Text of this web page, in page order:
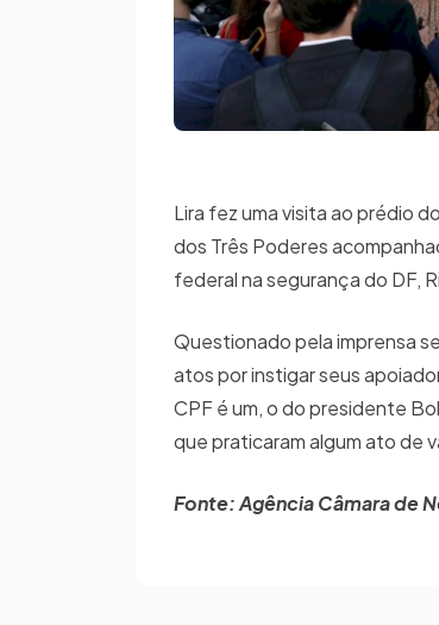
Lira fez uma visita ao prédio
dos Três Poderes
federal na segurança do DF,
Questionado pela imprensa
atos por instigar seus
CPF é um, o do presidente
que praticaram algum ato de
Fonte: Agência Câmara de